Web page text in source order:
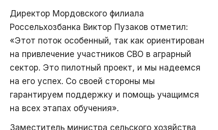
Директор Мордовского филиала
Россельхозбанка Виктор Пузаков отметил:
«Этот поток особенный, так как ориентирован
на привлечение участников СВО в аграрный
сектор. Это пилотный проект, и мы надеемся
на его успех. Со своей стороны мы
гарантируем поддержку и помощь учащимся
на всех этапах обучения».
Заместитель министра сельского хозяйства